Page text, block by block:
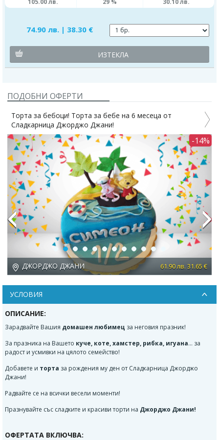
74.90 лв. | 38.30 €
ИЗТЕКЛА
ПОДОБНИ ОФЕРТИ
бебоци! Торта за бебе на 6 месеца от
Джорджо Джани!
-14%
ДЖАНИ 61.90 лв. 31.65 €
AMORE!
Джорджо
Previous Next
УСЛОВИЯ
ОПИСАНИЕ:
Зарадвайте Вашия домашен любимец за неговия празник!
За празника на Вашето куче, коте, хамстер, рибка, игуана... за
радост и усмивки на цялото семейство!
Добавете и торта за рождения му ден от Сладкарница Джорджо
Джани!
Радвайте се на всички весели моменти!
Празнувайте със сладките и красиви торти на Джорджо Джани!
ОФЕРТАТА ВКЛЮЧВА: